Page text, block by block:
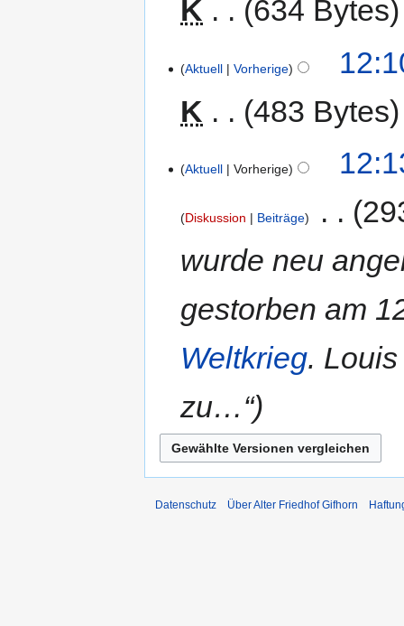
K
634 Bytes
Aktuell Vorherige
K
483 Bytes
Aktuell Vorherige
Diskussion Beiträge
wurde neu
gestorben am
Weltkrieg.
zu…“
Datenschutz Über Alter Friedhof Gifhorn